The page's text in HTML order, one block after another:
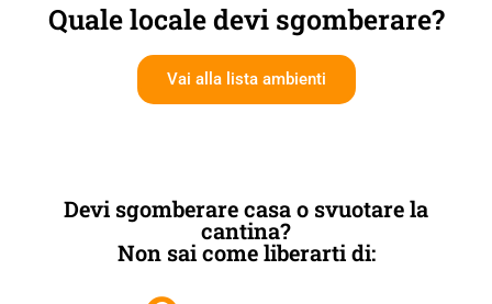
Quale locale devi sgomberare?
Vai alla lista ambienti
Devi sgomberare casa o svuotare la
cantina?
Non sai come liberarti di: